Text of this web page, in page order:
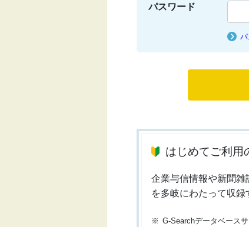
パスワード
はじめてご利用
企業与信情報や新聞
を多岐にわたって収録
G-Searchデータベース